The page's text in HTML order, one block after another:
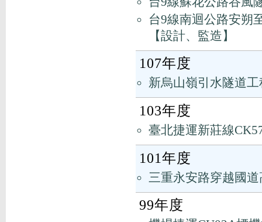
台9線南迴公路安朔
【設計、監造】
107年度
新烏山嶺引水隧道
103年度
臺北捷運新莊線
101年度
三重永安路穿越國
99年度